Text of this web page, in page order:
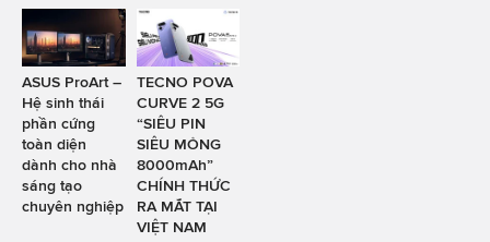
ASUS ProArt –
Hệ sinh thái
phần cứng
toàn diện
dành cho nhà
sáng tạo
chuyên nghiệp
TECNO POVA
CURVE 2 5G
“SIÊU PIN
SIÊU MỎNG
8000mAh”
CHÍNH THỨC
RA MẮT TẠI
VIỆT NAM